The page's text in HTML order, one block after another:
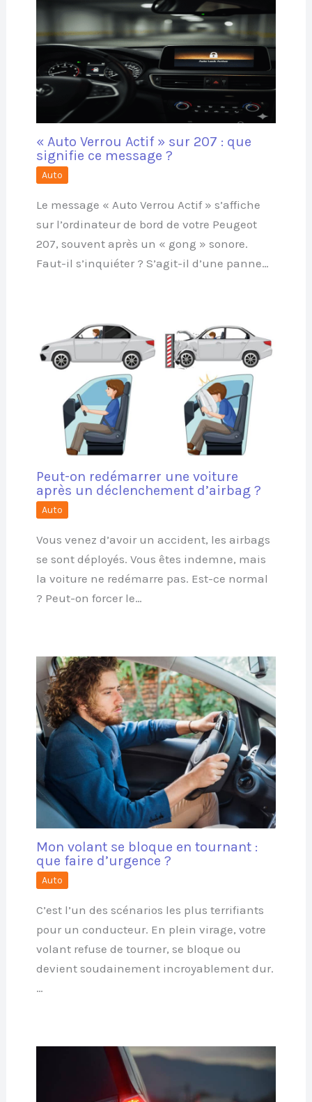
« Auto Verrou Actif » sur 207 : que
signifie ce message ?
Auto
Le message « Auto Verrou Actif » s’affiche
sur l’ordinateur de bord de votre Peugeot
207, souvent après un « gong » sonore.
Faut-il s’inquiéter ? S’agit-il d’une panne…
Peut-on redémarrer une voiture
après un déclenchement d’airbag ?
Auto
Vous venez d’avoir un accident, les airbags
se sont déployés. Vous êtes indemne, mais
la voiture ne redémarre pas. Est-ce normal
? Peut-on forcer le…
Mon volant se bloque en tournant :
que faire d’urgence ?
Auto
C’est l’un des scénarios les plus terrifiants
pour un conducteur. En plein virage, votre
volant refuse de tourner, se bloque ou
devient soudainement incroyablement dur.
…